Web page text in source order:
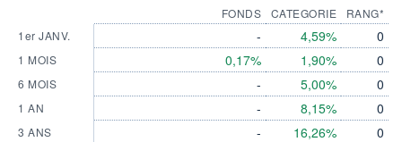
1er JANV.
1 MOIS
6 MOIS
1 AN
3 ANS
FONDS
-
0,17%
-
-
-
CATEGORIE
4,59%
1,90%
5,00%
8,15%
16,26%
RANG*
0
0
0
0
0